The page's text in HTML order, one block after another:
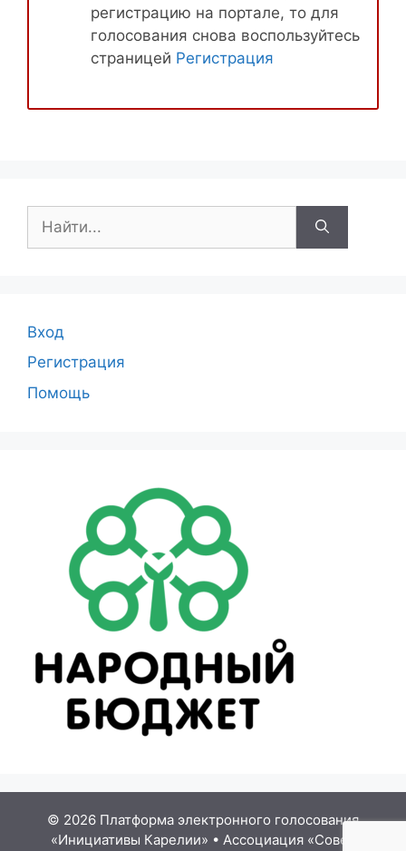
регистрацию на портале, то для
голосования снова воспользуйтесь
страницей Регистрация
Вход
Регистрация
Помощь
© 2026 Платформа электронного голосования
«Инициативы Карелии» • Ассоциация «Совет